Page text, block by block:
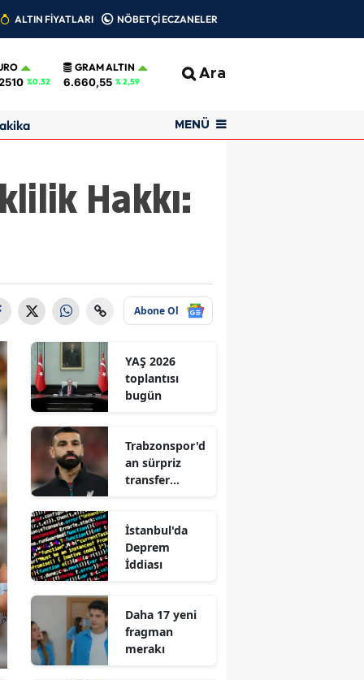
ALTIN FİYATLARI NÖBETÇİ ECZANELER
%0.32
GRAM ALTIN
6.660,55 % 2,59 Ara
MENÜ
Hakkı:
Abone Ol
YAŞ 2026
toplantısı
bugün
Trabzonspor'd
an sürpriz
transfer
İstanbul'da
Deprem
İddiası
Daha 17 yeni
fragman
merakı